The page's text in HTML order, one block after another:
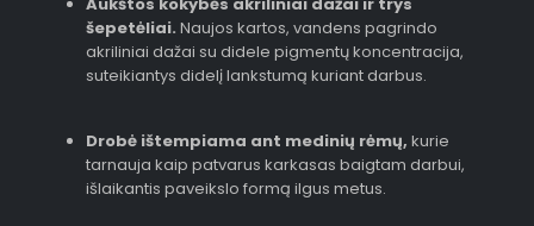
šepetėliai. Naujos kartos, vandens pagrindo
akriliniai dažai su didele pigmentų koncentracija,
suteikiantys didelį lankstumą kuriant darbus.
Drobė ištempiama ant medinių rėmų, kurie
tarnauja kaip patvarus karkasas baigtam darbui,
išlaikantis paveikslo formą ilgus metus.